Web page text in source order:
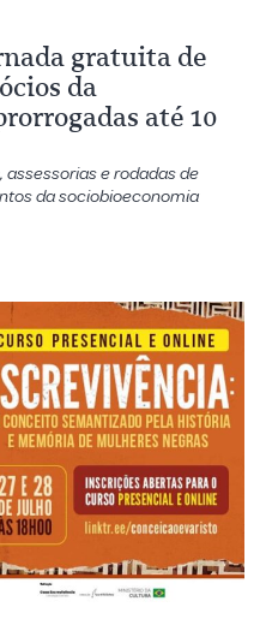
gratuita de
da
até 10
e rodadas de
da sociobioeconomia